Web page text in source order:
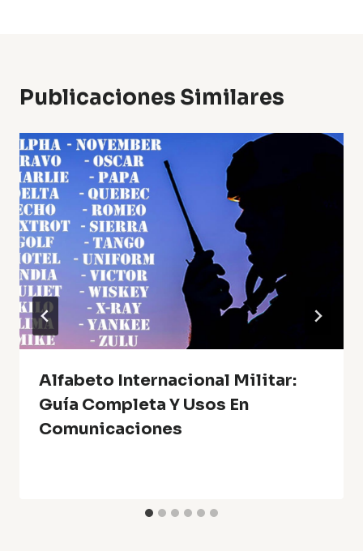
Publicaciones Similares
Alfabeto Internacional Militar:
Guía Completa Y Usos En
Comunicaciones